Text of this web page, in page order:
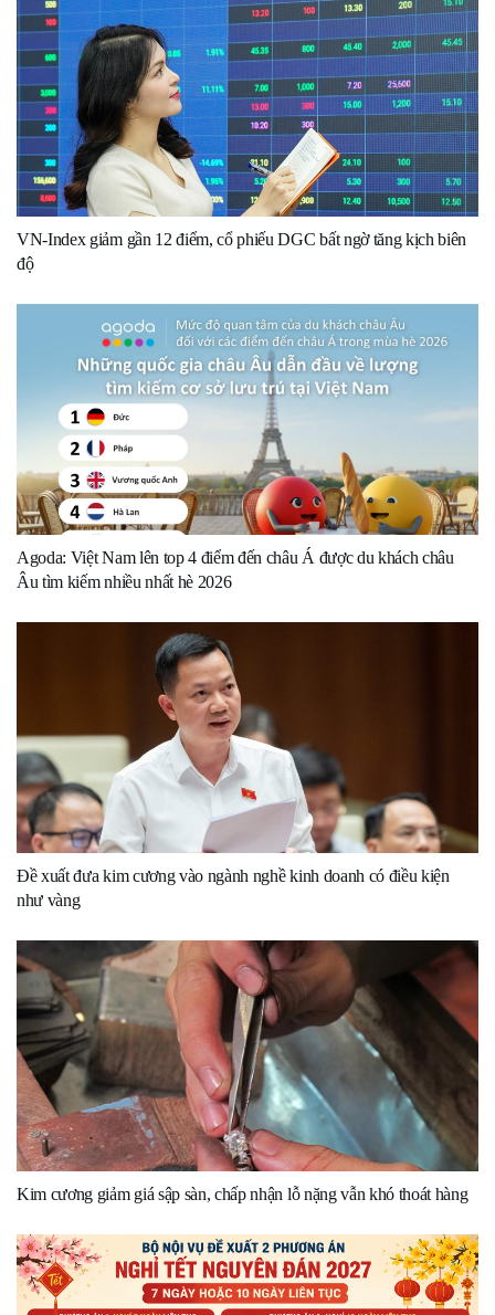
VN-Index giảm gần 12 điểm, cổ phiếu DGC bất ngờ tăng kịch biên
độ
Agoda: Việt Nam lên top 4 điểm đến châu Á được du khách châu
Âu tìm kiếm nhiều nhất hè 2026
Đề xuất đưa kim cương vào ngành nghề kinh doanh có điều kiện
như vàng
Kim cương giảm giá sập sàn, chấp nhận lỗ nặng vẫn khó thoát hàng